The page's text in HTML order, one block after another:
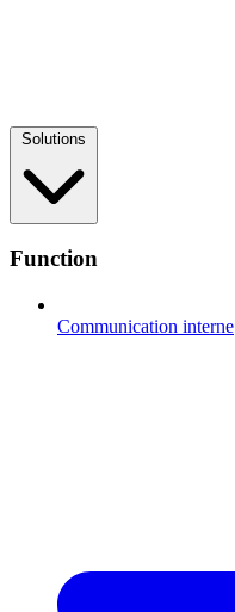
Solutions
Function
Communication interne